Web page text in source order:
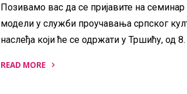
21st
century
–
Lexicography“"
Позивамо вас да се пријавите на
модели у служби проучавања српског
наслеђа који ће се одржати у Тршићу, од
READ MORE